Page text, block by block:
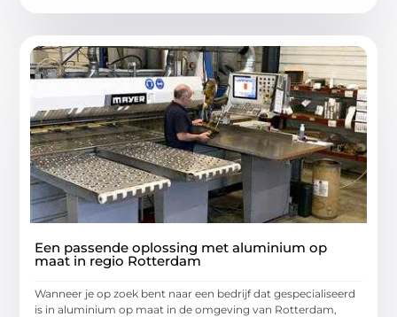
Een passende oplossing met aluminium op
maat in regio Rotterdam
Wanneer je op zoek bent naar een bedrijf dat gespecialiseerd
is in aluminium op maat in de omgeving van Rotterdam,